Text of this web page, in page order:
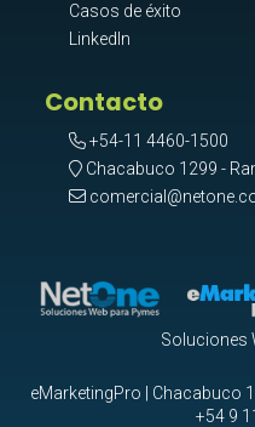
Casos de éxito
LinkedIn
Contacto
+54-11 4460-1500
Chacabuco 1299 -
Soluciones
eMarketingPro | Chacabuco
+54 9